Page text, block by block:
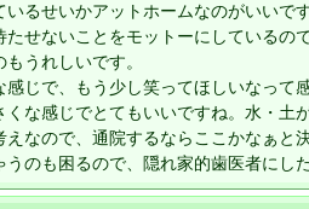
いるせいかアットホームなのがいいです
たせないことをモットーにしているの
うれしいです。
感じで、もう少し笑ってほしいなって感
くな感じでとてもいいですね。水・土
なので、通院するならここかなぁと
うのも困るので、隠れ家的歯医者にし